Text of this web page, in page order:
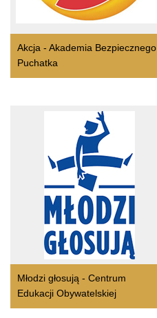
Akcja - Akademia Bezpiecznego
Puchatka
Młodzi głosują - Centrum
Edukacji Obywatelskiej